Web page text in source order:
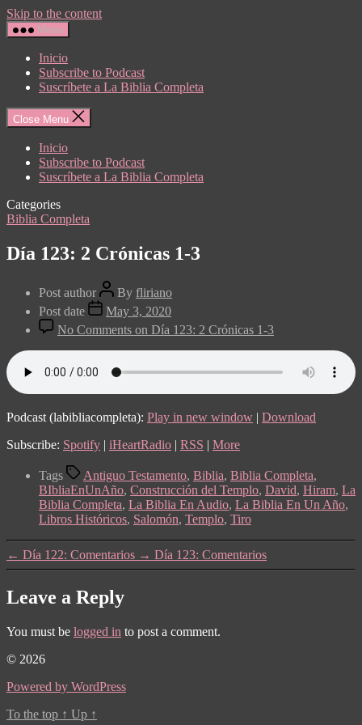
Skip to the content
Menu
Inicio
Subscribe to Podcast
Suscríbete a La Biblia Completa
Close Menu
Inicio
Subscribe to Podcast
Suscríbete a La Biblia Completa
Categories
Biblia Completa
Día 123: 2 Crónicas 1-3
Post author By fliriano
Post date
May 3, 2020
No Comments on Día 123: 2 Crónicas 1-3
Podcast (labibliacompleta): Play in new window | Download
Subscribe: Spotify | iHeartRadio | RSS | More
Tags Antiguo Testamento, Biblia, Biblia Completa,
BIbliaEnUnAño, Construcción del Templo, David, Hiram, La
Biblia Completa, La Biblia En Audio, La Biblia En Un Año,
Libros Históricos, Salomón, Templo, Tiro
← Día 122: Comentarios → Día 123: Comentarios
Leave a Reply
You must be logged in to post a comment.
© 2026
Powered by WordPress
To the top ↑ Up ↑